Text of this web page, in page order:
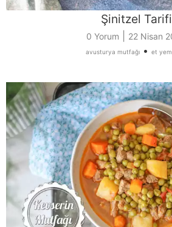
Şinitzel Tarifi
0 Yorum 22 Nisan
avusturya mutfağı• et